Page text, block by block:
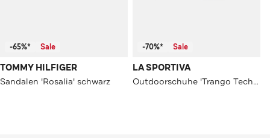
-65%* Sale
TOMMY HILFIGER
Sandalen 'Rosalia' schwarz
-70%* Sale
LA SPORTIVA
Outdoorschuhe 'Trango Tech GTX' mehrfarbig